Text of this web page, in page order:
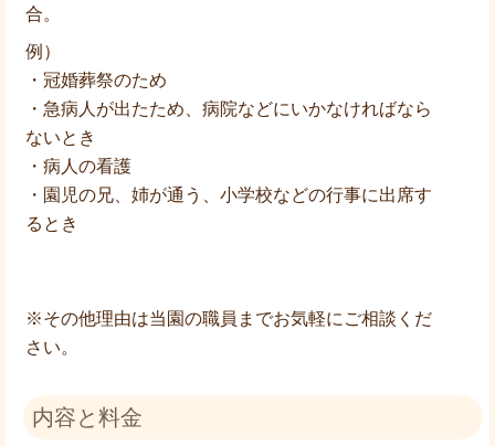
合。
例）
・冠婚葬祭のため
・急病人が出たため、病院などにいかなければなら
ないとき
・病人の看護
・園児の兄、姉が通う、小学校などの行事に出席す
るとき
※その他理由は当園の職員までお気軽にご相談くだ
さい。
内容と料金